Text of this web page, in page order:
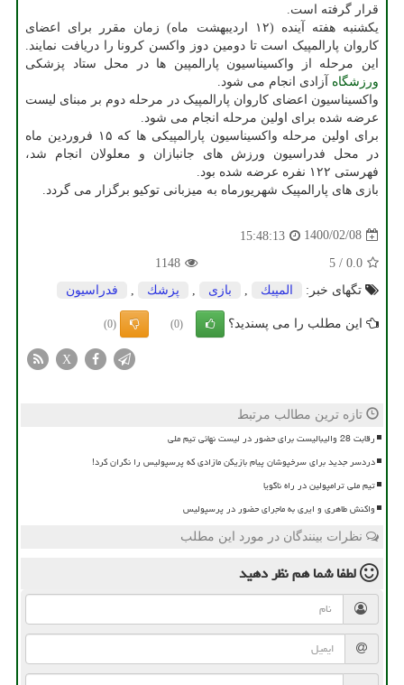
قرار گرفته است.
یکشنبه هفته آینده (۱۲ اردیبهشت ماه) زمان مقرر برای اعضای
کاروان پارالمپیک است تا دومین دوز واکسن کرونا را دریافت نمایند.
این مرحله از واکسیناسیون پارالمپین ها در محل ستاد پزشکی
ورزشگاه آزادی انجام می شود.
واکسیناسیون اعضای کاروان پارالمپیک در مرحله دوم بر مبنای لیست
عرضه شده برای اولین مرحله انجام می شود.
برای اولین مرحله واکسیناسیون پارالمپیکی ها که ۱۵ فروردین ماه
در محل فدراسیون ورزش های جانبازان و معلولان انجام شد،
فهرستی ۱۲۲ نفره عرضه شده بود.
بازی های پارالمپیک شهریورماه به میزبانی توکیو برگزار می گردد.
1400/02/08
15:48:13
0.0
/
5
1148
تگهای خبر:
المپیك بازی پزشك فدراسیون
این مطلب را می پسندید؟ (0)
(0)
X
تازه ترین مطالب مرتبط
رقابت 28 والیبالیست برای حضور در لیست نهائی تیم ملی
دردسر جدید برای سرخپوشان پیام بازیکن مازادی که پرسپولیس را نگران کرد!
تیم ملی ترامپولین در راه ناگویا
واکنش طاهری و ایری به ماجرای حضور در پرسپولیس
نظرات بینندگان در مورد این مطلب
لطفا شما همنظر دهید